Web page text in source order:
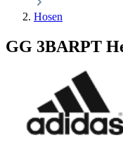
Hosen
GG 3BARPT